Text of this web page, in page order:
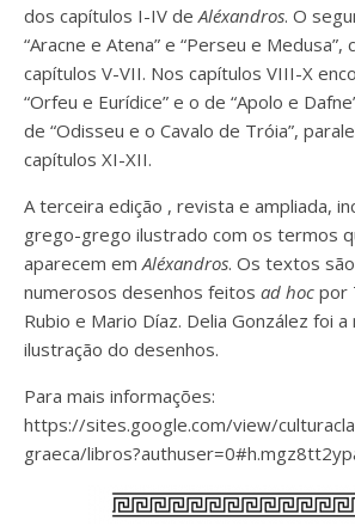
dos capítulos I-IV de Aléxandros. O
“Aracne e Atena” e “Perseu e
capítulos V-VII. Nos capítulos VIII-X
“Orfeu e Eurídice” e o de “Apolo e
de “Odisseu e o Cavalo de Tróia”,
capítulos XI-XII.
A terceira edição , revista e ampliada,
grego-grego ilustrado com os termos
aparecem em Aléxandros. Os textos
numerosos desenhos feitos ad hoc por
Rubio e Mario Díaz. Delia González foi a
ilustração do desenhos.
Para mais informações:
https://sites.google.com/view/
graeca/